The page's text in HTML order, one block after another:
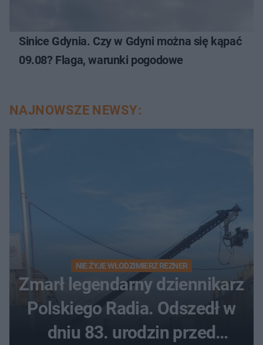
Sinice Gdynia. Czy w Gdyni można się kąpać
09.08? Flaga, warunki pogodowe
NAJNOWSZE NEWSY:
NIE ŻYJE WŁODZIMIERZ REZNER
Zmarł legendarny dziennikarz
Polskiego Radia. Odszedł w
dniu 83. urodzin przed